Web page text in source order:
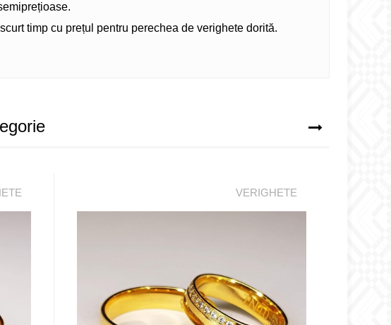
timp cu prețul pentru perechea de verighete dorită.
VERIGHETE